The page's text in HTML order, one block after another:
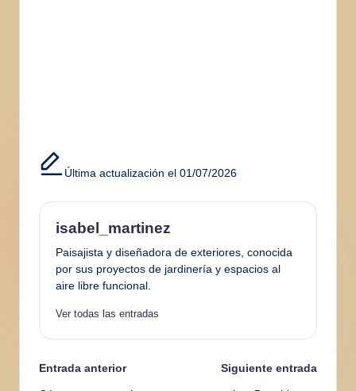
Última actualización el 01/07/2026
isabel_martinez
Paisajista y diseñadora de exteriores, conocida
por sus proyectos de jardinería y espacios al
aire libre funcional.
Ver todas las entradas
Navegación
Entrada anterior Siguiente entrada